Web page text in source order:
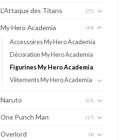
L'Attaque des Titans (35)
My Hero Academia (49)
Accessoires My Hero Academia
Décoration My Hero Academia
Figurines My Hero Academia
Vêtements My Hero Academia
Naruto (63)
One Punch Man (17)
Overlord (4)